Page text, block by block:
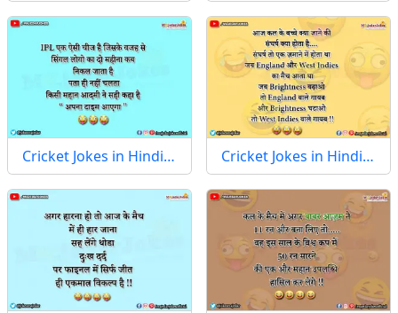
Cricket Jokes in Hindi… Cricket Jokes in Hindi…